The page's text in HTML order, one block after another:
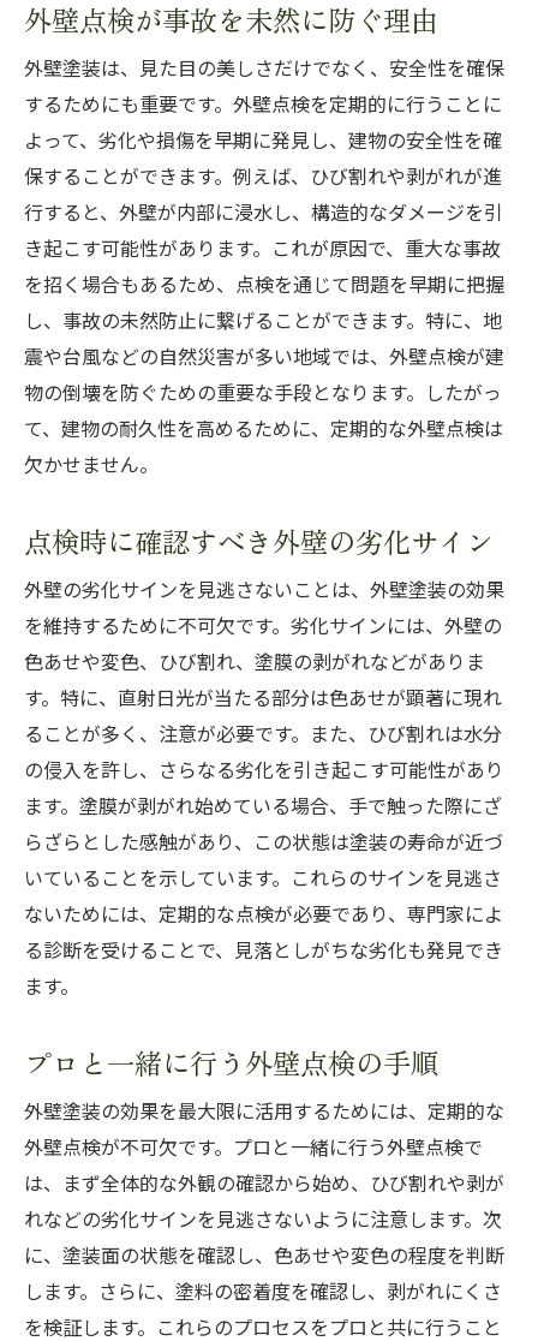
外壁点検が事故を未然に防ぐ理由
外壁塗装は、見た目の美しさだけでなく、安全性を確保
するためにも重要です。外壁点検を定期的に行うことに
よって、劣化や損傷を早期に発見し、建物の安全性を確
保することができます。例えば、ひび割れや剥がれが進
行すると、外壁が内部に浸水し、構造的なダメージを引
き起こす可能性があります。これが原因で、重大な事故
を招く場合もあるため、点検を通じて問題を早期に把握
し、事故の未然防止に繋げることができます。特に、地
震や台風などの自然災害が多い地域では、外壁点検が建
物の倒壊を防ぐための重要な手段となります。したがっ
て、建物の耐久性を高めるために、定期的な外壁点検は
欠かせません。
点検時に確認すべき外壁の劣化サイン
外壁の劣化サインを見逃さないことは、外壁塗装の効果
を維持するために不可欠です。劣化サインには、外壁の
色あせや変色、ひび割れ、塗膜の剥がれなどがありま
す。特に、直射日光が当たる部分は色あせが顕著に現れ
ることが多く、注意が必要です。また、ひび割れは水分
の侵入を許し、さらなる劣化を引き起こす可能性があり
ます。塗膜が剥がれ始めている場合、手で触った際にざ
らざらとした感触があり、この状態は塗装の寿命が近づ
いていることを示しています。これらのサインを見逃さ
ないためには、定期的な点検が必要であり、専門家によ
る診断を受けることで、見落としがちな劣化も発見でき
ます。
プロと一緒に行う外壁点検の手順
外壁塗装の効果を最大限に活用するためには、定期的な
外壁点検が不可欠です。プロと一緒に行う外壁点検で
は、まず全体的な外観の確認から始め、ひび割れや剥が
れなどの劣化サインを見逃さないように注意します。次
に、塗装面の状態を確認し、色あせや変色の程度を判断
します。さらに、塗料の密着度を確認し、剥がれにくさ
を検証します。これらのプロセスをプロと共に行うこと